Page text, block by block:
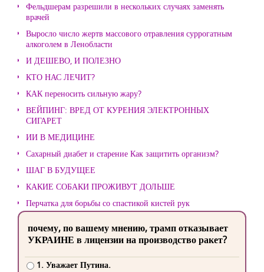
Фельдшерам разрешили в нескольких случаях заменять
врачей
Выросло число жертв массового отравления суррогатным
алкоголем в Ленобласти
И ДЕШЕВО, И ПОЛЕЗНО
КТО НАС ЛЕЧИТ?
КАК переносить сильную жару?
ВЕЙПИНГ: ВРЕД ОТ КУРЕНИЯ ЭЛЕКТРОННЫХ
СИГАРЕТ
ИИ В МЕДИЦИНЕ
Сахарный диабет и старение Как защитить организм?
ШАГ В БУДУЩЕЕ
КАКИЕ СОБАКИ ПРОЖИВУТ ДОЛЬШЕ
Перчатка для борьбы со спастикой кистей рук
почему, по вашему мнению, трамп отказывает
УКРАИНЕ в лицензии на производство ракет?
1. Уважает Путина.